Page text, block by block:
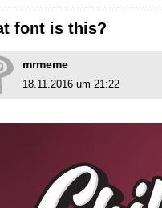
font is this?
mrmeme
18.11.2016 um 21:22